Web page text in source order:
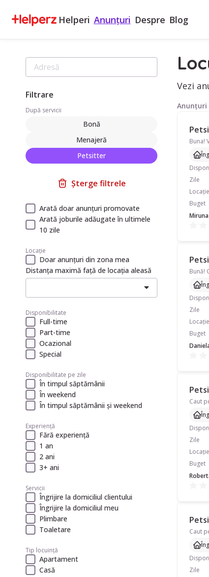
Helperi Anunțuri Despre Blog
Filtrare
După servicii
Bonă
Menajeră
Petsitter
Șterge filtrele
Arată doar anunțuri promovate
Arată joburile adăugate în ultimele
10 zile
Locație
Doar anunțuri din zona mea
Distanța maximă față de locația aleasă
Disponibilitate
Full-time
Part-time
Ocazional
Special
Disponibilitate pe zile
În timpul săptămânii
În weekend
În timpul săptămânii și weekend
Experiență
Fără experiență
1 an
2 ani
3+ ani
Servicii
Îngrijire la domiciliul clientului
Îngrijire la domiciliul meu
Plimbare
Toaletare
Tip locuință
Apartament
Casă
Vezi
Anunțuri
Zile
Locație
Buget
Miruna
Zile
Locație
Buget
Zile
Locație
Buget
Zile